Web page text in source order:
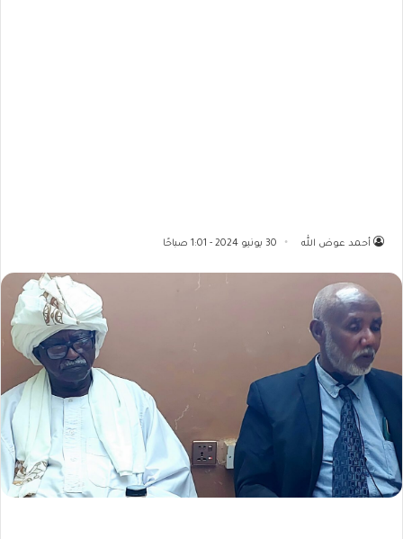
أحمد عوض الله 30 يونيو 2024 - 1:01 صباحًا